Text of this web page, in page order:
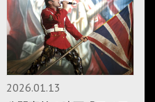
2026.01.13